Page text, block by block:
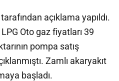
açıklama yapıldı.
Oto gaz fiyatları 39
pompa satış
Zamlı akaryakıt
başladı.